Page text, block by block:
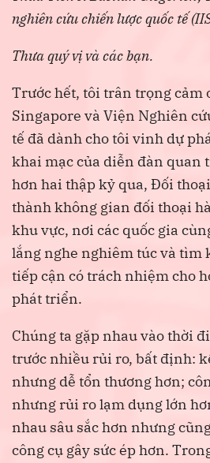
nghiên cứu chiến lược quốc tế
Thưa quý vị và các bạn.
Trước hết, tôi trân trọng cảm
Singapore và Viện Nghiên
tế đã dành cho tôi vinh dự
khai mạc của diễn đàn quan
hơn hai thập kỷ qua, Đối
thành không gian đối thoại
khu vực, nơi các quốc gia
lắng nghe nghiêm túc và tìm
tiếp cận có trách nhiệm cho
phát triển.
Chúng ta gặp nhau vào thời
trước nhiều rủi ro, bất định:
nhưng dễ tổn thương hơn;
nhưng rủi ro lạm dụng lớn
nhau sâu sắc hơn nhưng
công cụ gây sức ép hơn.